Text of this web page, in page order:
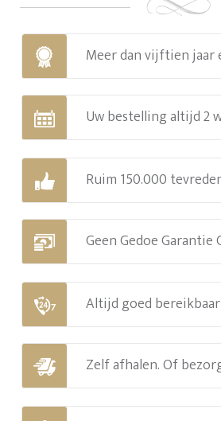
Meer dan vijftien jaar
Uw bestelling altijd 2
Ruim 150.000
Geen Gedoe
Altijd goed
Zelf afhalen. Of